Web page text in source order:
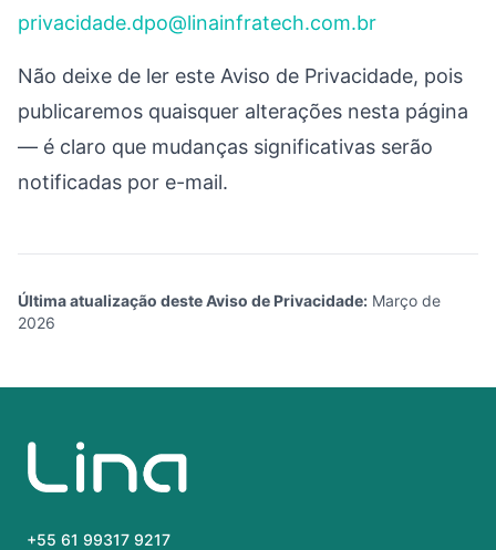
privacidade.dpo@linainfratech.com.br
Não deixe de ler este Aviso de Privacidade, pois
publicaremos quaisquer alterações nesta página
— é claro que mudanças significativas serão
notificadas por e-mail.
Última atualização deste Aviso de Privacidade: Março de
2026
+55 61 99317 9217